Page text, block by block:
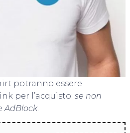
potranno essere
per l’acquisto: se non
AdBlock.